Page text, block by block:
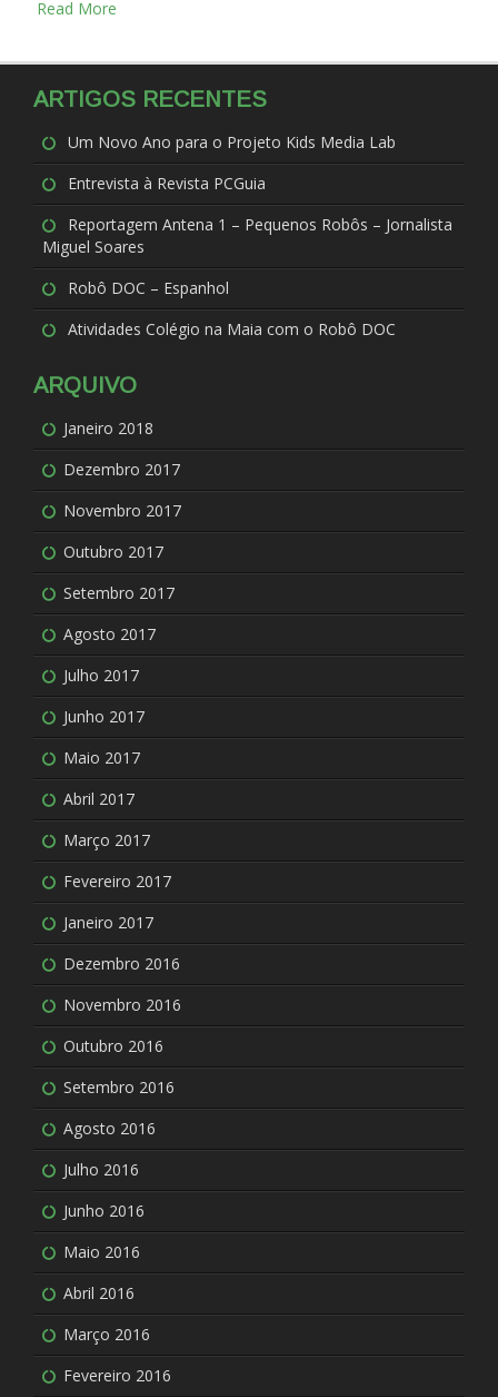
Read More
ARTIGOS RECENTES
Um Novo Ano para o Projeto Kids Media Lab
Entrevista à Revista PCGuia
Reportagem Antena 1 – Pequenos Robôs – Jornalista
Miguel Soares
Robô DOC – Espanhol
Atividades Colégio na Maia com o Robô DOC
ARQUIVO
Janeiro 2018
Dezembro 2017
Novembro 2017
Outubro 2017
Setembro 2017
Agosto 2017
Julho 2017
Junho 2017
Maio 2017
Abril 2017
Março 2017
Fevereiro 2017
Janeiro 2017
Dezembro 2016
Novembro 2016
Outubro 2016
Setembro 2016
Agosto 2016
Julho 2016
Junho 2016
Maio 2016
Abril 2016
Março 2016
Fevereiro 2016